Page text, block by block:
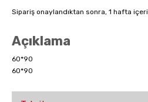
Sipariş onaylandıktan sonra, 1 hafta
Açıklama
60*90
60*90